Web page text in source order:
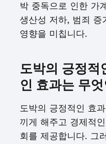
박 중독으로 인한 가
생산성 저하, 범죄 증
영향을 미칩니다.
도박의 긍정적
인 효과는 무
도박의 긍정적인 효
끼게 해주고 경제적
회를 제공합니다. 그